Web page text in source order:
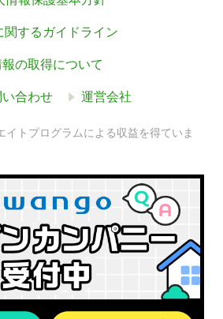
するガイドライン
の取得について
合わせ 運営会社
イトプログラムによる収益を得ていま